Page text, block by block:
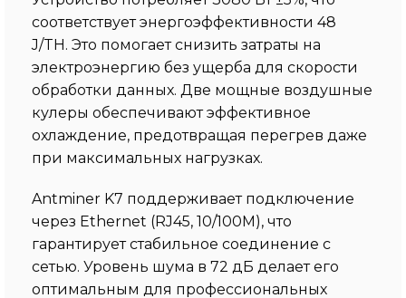
соответствует энергоэффективности 48
J/TH. Это помогает снизить затраты на
электроэнергию без ущерба для скорости
обработки данных. Две мощные воздушные
кулеры обеспечивают эффективное
охлаждение, предотвращая перегрев даже
при максимальных нагрузках.
Antminer K7 поддерживает подключение
через Ethernet (RJ45, 10/100M), что
гарантирует стабильное соединение с
сетью. Уровень шума в 72 дБ делает его
оптимальным для профессиональных